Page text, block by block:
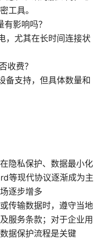
工具。
影响吗？
，尤其在长时间连接状
收费？
备支持，但具体数量和
隐私保护、数据最小化
等现代协议逐渐成为主
逐步增多
传输数据时，遵守当地
服务条款；对于企业用
据保护流程是关键